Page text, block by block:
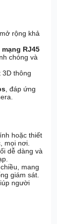
rộng khả
RJ45
chóng và
3D thông
, đáp ứng
hoặc thiết
mọi nơi.
dễ dàng và
mang
giám sát.
người